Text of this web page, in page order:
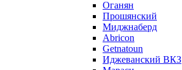
Оганян
Прошянский
Миджнаберд
Abricon
Getnatoun
Иджеванский ВКЗ